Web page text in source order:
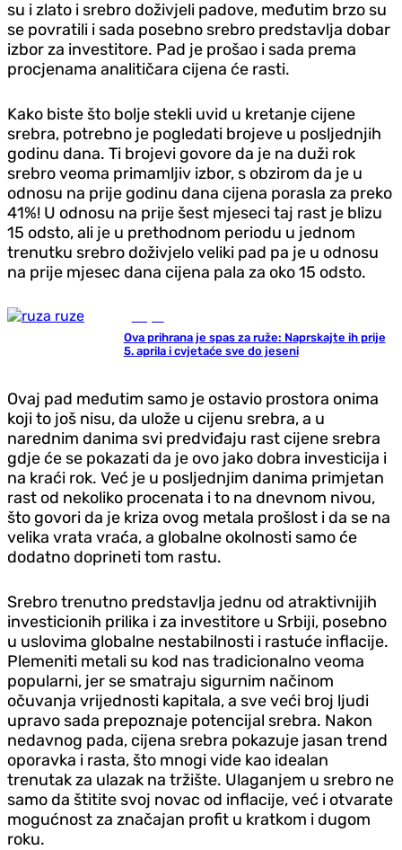
su i zlato i srebro doživjeli padove, međutim brzo su
se povratili i sada posebno srebro predstavlja dobar
izbor za investitore. Pad je prošao i sada prema
procjenama analitičara cijena će rasti.
Kako biste što bolje stekli uvid u kretanje cijene
srebra, potrebno je pogledati brojeve u posljednjih
godinu dana. Ti brojevi govore da je na duži rok
srebro veoma primamljiv izbor, s obzirom da je u
odnosu na prije godinu dana cijena porasla za preko
41%! U odnosu na prije šest mjeseci taj rast je blizu
15 odsto, ali je u prethodnom periodu u jednom
trenutku srebro doživjelo veliki pad pa je u odnosu
na prije mjesec dana cijena pala za oko 15 odsto.
Ova prihrana je spas za ruže: Naprskajte ih prije
5. aprila i cvjetaće sve do jeseni
Ovaj pad međutim samo je ostavio prostora onima
koji to još nisu, da ulože u cijenu srebra, a u
narednim danima svi predviđaju rast cijene srebra
gdje će se pokazati da je ovo jako dobra investicija i
na kraći rok. Već je u posljednjim danima primjetan
rast od nekoliko procenata i to na dnevnom nivou,
što govori da je kriza ovog metala prošlost i da se na
velika vrata vraća, a globalne okolnosti samo će
dodatno doprineti tom rastu.
Srebro trenutno predstavlja jednu od atraktivnijih
investicionih prilika i za investitore u Srbiji, posebno
u uslovima globalne nestabilnosti i rastuće inflacije.
Plemeniti metali su kod nas tradicionalno veoma
popularni, jer se smatraju sigurnim načinom
očuvanja vrijednosti kapitala, a sve veći broj ljudi
upravo sada prepoznaje potencijal srebra. Nakon
nedavnog pada, cijena srebra pokazuje jasan trend
oporavka i rasta, što mnogi vide kao idealan
trenutak za ulazak na tržište. Ulaganjem u srebro ne
samo da štitite svoj novac od inflacije, već i otvarate
mogućnost za značajan profit u kratkom i dugom
roku.